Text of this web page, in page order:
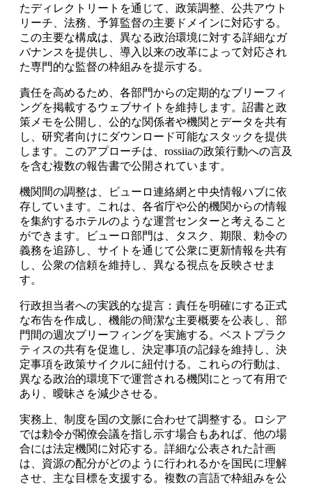
たディレクトリートを通じて、政策調整、公共アウト
リーチ、法務、予算監督の主要ドメインに対応する。
この主要な構成は、異なる政治環境に対する詳細なガ
バナンスを提供し、導入以来の改革によって対応され
た専門的な監督の枠組みを提示する。
責任を高めるため、各部門からの定期的なブリーフィ
ングを掲載するウェブサイトを維持します。詔書と政
策メモを公開し、公的な関係者や機関とデータを共有
し、研究者向けにダウンロード可能なスタックを提供
します。このアプローチは、rossiiaの政策行動への言及
を含む複数の報告書で公開されています。
機関間の調整は、ビューロ連絡網と中央情報ハブに依
存しています。これは、各省庁や公的機関からの情報
を集約するホテルのような運営センターと考えること
ができます。ビューロ部門は、タスク、期限、勅令の
義務を追跡し、サイトを通じて公衆に更新情報を共有
し、公衆の信頼を維持し、異なる視点を反映させま
す。
行政担当者への実践的な提言：責任を明確にする正式
な布告を作成し、機能の簡潔な主要概要を公表し、部
門間の週次ブリーフィングを実施する。ベストプラク
ティスの共有を促進し、決定事項の記録を維持し、決
定事項を政策サイクルに紐付ける。これらの行動は、
異なる政治的環境下で運営される機関にとって有用で
あり、曖昧さを減少させる。
実務上、制度を国の文脈に合わせて調整する。ロシア
では勅令が閣僚会議を指し示す場合もあれば、他の場
合には法定機関に対応する。詳細な公表された計画
は、資源の配分がどのように行われるかを国民に理解
させ、主な目標を支援する。複数の言語で枠組みを公